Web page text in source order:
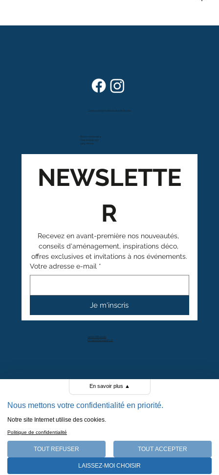
Route cantonale 4
Case postale 157
1963 Vétroz
POLITIQUE DE CONFIDENTIALITÉ
Dans vos foyers depuis plus de 80 ans
+41 27 766 40 40
info@anthamatten.ch
NEWSLETTE
R
Recevez en avant-première nos nouveautés,
conseils d'aménagement, inspirations déco,
offres exclusives et invitations à nos événements.
Votre adresse e-mail *
Je m'inscris
4.4
+ de 100 avis clients
En savoir plus ▲
Nous mettons votre confidentialité en priorité.
Notre site Internet utilise des cookies.
Politique de confidentialité
TOUT REFUSER TOUT ACCEPTER
LAISSEZ-MOI CHOISIR